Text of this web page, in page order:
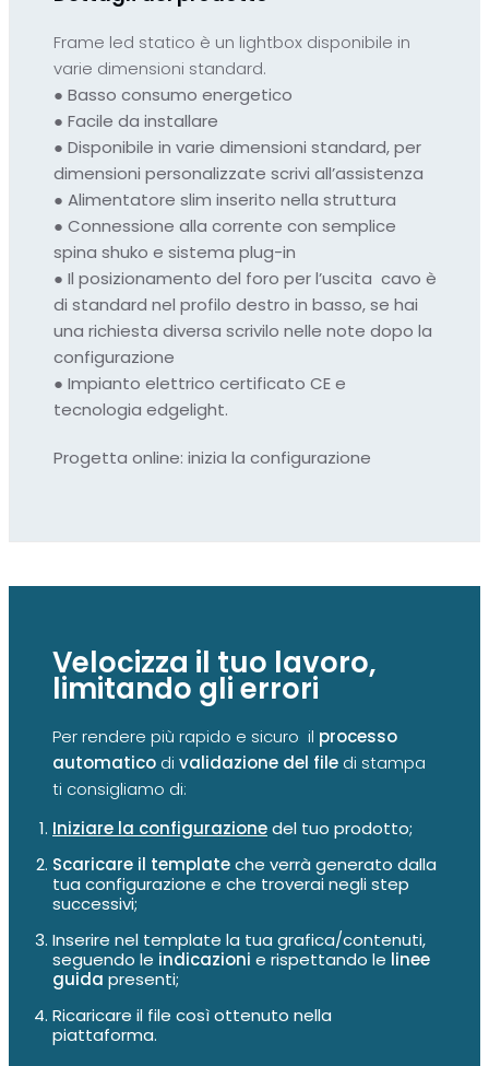
Frame led statico è un lightbox disponibile in
varie dimensioni standard.
● Basso consumo energetico
● Facile da installare
● Disponibile in varie dimensioni standard, per
dimensioni personalizzate scrivi all’assistenza
● Alimentatore slim inserito nella struttura
● Connessione alla corrente con semplice
spina shuko e sistema plug-in
● Il posizionamento del foro per l’uscita cavo è
di standard nel profilo destro in basso, se hai
una richiesta diversa scrivilo nelle note dopo la
configurazione
● Impianto elettrico certificato CE e
tecnologia edgelight.
Progetta online: inizia la configurazione
Velocizza il tuo lavoro,
limitando gli errori
Per rendere più rapido e sicuro il processo
automatico di validazione del file di stampa
ti consigliamo di:
Iniziare la configurazionedel tuo prodotto;
Scaricare il templateche verrà generato dalla
tua configurazione e che troverai negli step
successivi;
Inserire nel template la tua grafica/contenuti,
seguendo le indicazioni e rispettando le linee
guida presenti;
Ricaricare il file così ottenuto nella
piattaforma.